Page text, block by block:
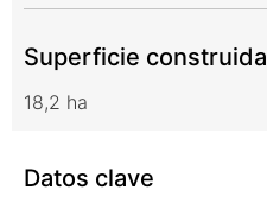
Superficie construida
18,2 ha
Datos clave